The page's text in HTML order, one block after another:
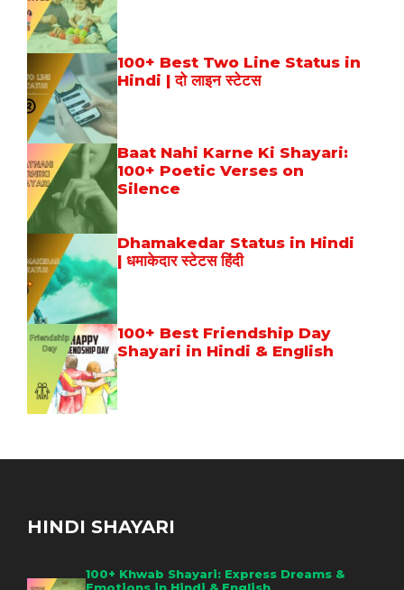
100+ Best Two Line Status in
Hindi | दो लाइन स्टेटस
Baat Nahi Karne Ki Shayari:
100+ Poetic Verses on
Silence
Dhamakedar Status in Hindi
| धमाकेदार स्टेटस हिंदी
100+ Best Friendship Day
Shayari in Hindi & English
HINDI SHAYARI
100+ Khwab Shayari: Express Dreams &